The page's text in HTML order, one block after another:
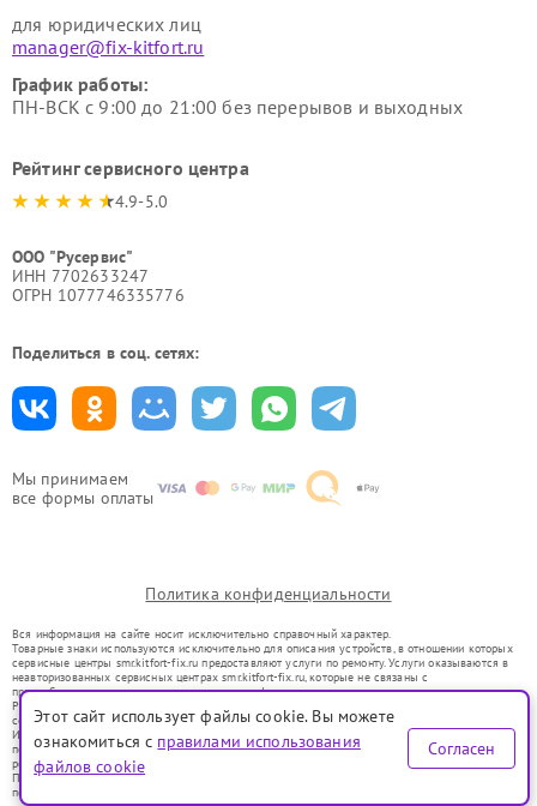
Мы принимаем
все формы оплаты
для юридических лиц
manager@fix-kitfort.ru
График работы:
ПН-ВСК с 9:00 до 21:00 без перерывов и выходных
Рейтинг сервисного центра
4.9-5.0
ООО "Русервис"
ИНН 7702633247
ОГРН 1077746335776
Поделиться в соц. сетях:
Политика конфиденциальности
Вся информация на сайте носит исключительно справочный характер.
Товарные знаки используются исключительно для описания устройств, в отношении которых
сервисные центры smr.kitfort-fix.ru предоставляют услуги по ремонту. Услуги оказываются в
неавторизованных сервисных центрах smr.kitfort-fix.ru, которые не связаны с
правообладателями товарных знаков или их официальными представителями.
Ремонт осуществляется для устройств, уже введенных в гражданский оборот в соответствии
со статьей 1487 ГК РФ.
Использование товарных знаков не преследует цели индивидуализации услуг или введения
потребителей в заблуждение, а служит для информирования о предоставляемых услугах по
ремонту техники указанных брендов.
Представленная на сайте информация не является публичной офертой, определяемой
положениями Статьи 437(2) Гражданского кодекса РФ
Этот сайт использует файлы cookie. Вы можете
ознакомиться с правилами использования
файлов cookie
Согласен